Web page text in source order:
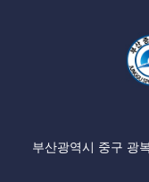
부산광역시 중구 광